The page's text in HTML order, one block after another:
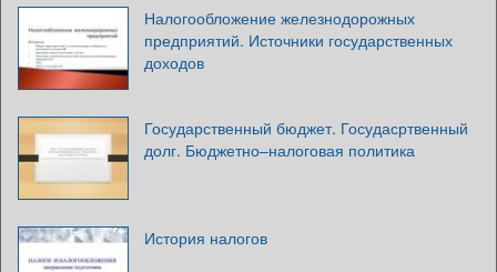
Налогообложение железнодорожных
предприятий. Источники государственных
доходов
Государственный бюджет. Госудасртвенный
долг. Бюджетно–налоговая политика
История налогов